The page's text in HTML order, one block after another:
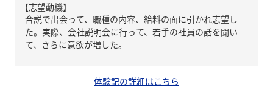
【志望動機】
合説で出会って、職種の内容、給料の面に引かれ志望し
た。実際、会社説明会に行って、若手の社員の話を聞い
て、さらに意欲が増した。
体験記の詳細はこちら